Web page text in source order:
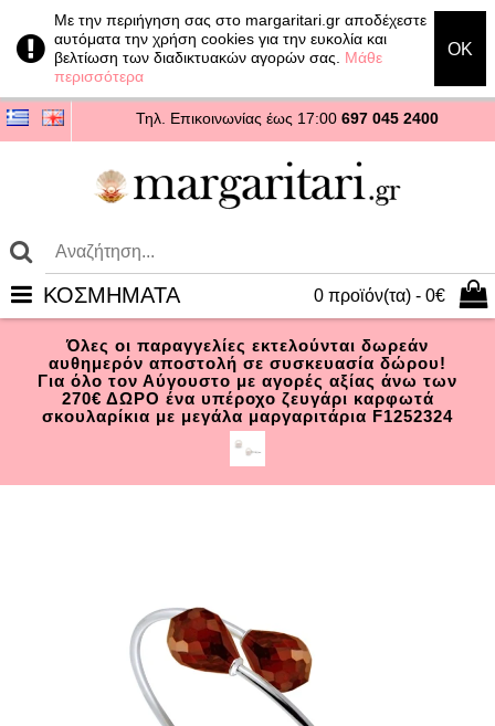
Με την περιήγηση σας στο margaritari.gr αποδέχεστε
αυτόματα την χρήση cookies για την ευκολία και
βελτίωση των διαδικτυακών αγορών σας. Μάθε
περισσότερα
OK
Τηλ. Επικοινωνίας έως 17:00 697 045 2400
0 προϊόν(τα) - 0€
ΚΟΣΜΗΜΑΤΑ
Όλες οι παραγγελίες εκτελούνται δωρεάν
αυθημερόν αποστολή σε συσκευασία δώρου!
Για όλο τον Αύγουστο με αγορές αξίας άνω των
270€ ΔΩΡΟ ένα υπέροχο ζευγάρι καρφωτά
σκουλαρίκια με μεγάλα μαργαριτάρια F1252324